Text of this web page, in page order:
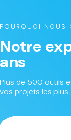
POURQUOI NOUS
Notre
ans
Plus de 500 outils
vos projets les plus